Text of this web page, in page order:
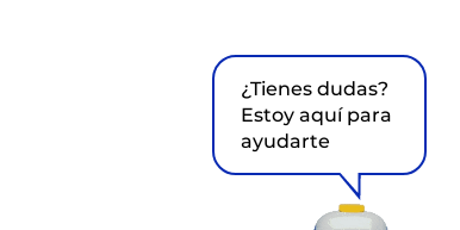
¿Tienes dudas?
Estoy aquí para
ayudarte